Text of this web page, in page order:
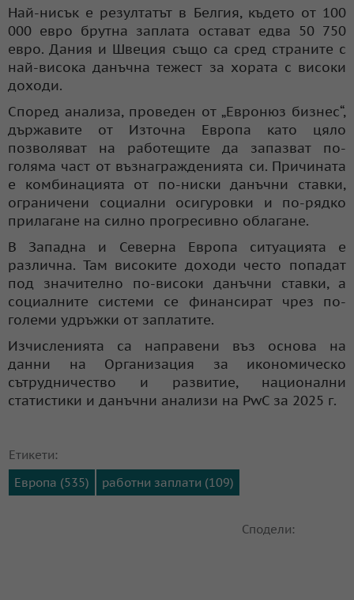
Най-нисък е резултатът в Белгия, където от 100
000 евро брутна заплата остават едва 50 750
евро. Дания и Швеция също са сред страните с
най-висока данъчна тежест за хората с високи
доходи.
Според анализа, проведен от „Евронюз бизнес“,
държавите от Източна Европа като цяло
позволяват на работещите да запазват по-
голяма част от възнагражденията си. Причината
е комбинацията от по-ниски данъчни ставки,
ограничени социални осигуровки и по-рядко
прилагане на силно прогресивно облагане.
В Западна и Северна Европа ситуацията е
различна. Там високите доходи често попадат
под значително по-високи данъчни ставки, а
социалните системи се финансират чрез по-
големи удръжки от заплатите.
Изчисленията са направени въз основа на
данни на Организация за икономическо
сътрудничество и развитие, национални
статистики и данъчни анализи на PwC за 2025 г.
Етикети:
Европа (535)
работни заплати (109)
Сподели: